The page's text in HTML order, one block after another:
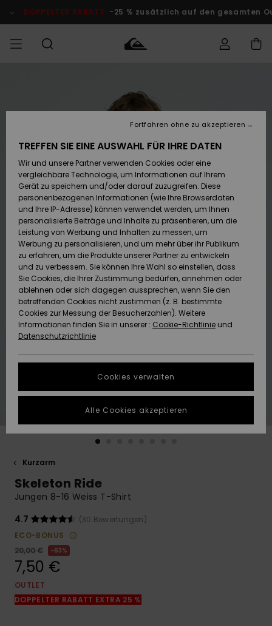
Produktinformation
DOPPELTER RABATT -25 % zusätzlich auf den gesamten
Accessoires
Schuhe&
Flip-Flops
Surf
Snow
Brandneu
Highlights
Accessoires
Schuhe&
Flip-Flops
Surf
Snow
Brandneu
Highlights
FRAUEN
Brandneu
Highlights
Snow
SURF
Männer
Kinder
Highlights
Community
SNOW
Männer
Snow Shop
Kinder
Snow Shop
Damen
Highlights
Community
DOPPELTER
RABATT
Herren
KINDER
Outlet
Frauen
HILFE & KONTAKT
Bestellung
zugreifen
Retouren
Bezahlung
Geschenkkarte
Quiksilver
Freedom
Datenschutz
Starten Sie eine
um die
schnellste
Antwort auf Ihre
Finden Sie
die häufigsten
Fragen sowie
NACHHALTIGKEIT
SHOPS
QUIKSILVER APP
WUNSCHLISTE
Kurzarm
Skeleton Ride
Jungen 8-16 Weiss T-Shirt
4.7
(30 Bewertungen)
ECO-BONUS
20,00 €
63%
7,50 €
OUTLET
DOPPELTER RABATT EXTRA 25 %
TREFFEN SIE EINE AUSWAHL FÜR IHRE DATEN
Wir und unsere Partner verwenden Cookies oder eine
vergleichbare Technologie, um Informationen auf Ihrem
Gerät zu speichern und/oder darauf zuzugreifen. Diese
personenbezogenen Informationen (wie Ihre Browserdaten
und Ihre IP-Adresse) können verwendet werden, um Ihnen
personalisierte Beiträge und Inhalte zu präsentieren, um die
Leistung von Werbung und Inhalten zu messen, um
Werbung zu personalisieren, und um mehr über ihr Publikum
zu erfahren, um die Produkte unserer Partner zu entwickeln
und zu verbessern. Sie können Ihre Wahl so einstellen, dass
Sie Cookies, die Ihrer Zustimmung bedürfen, annehmen oder
ablehnen oder sich dagegen aussprechen, wenn Sie den
betreffenden Cookies nicht zustimmen (z. B. bestimmte
Cookies zur Messung der Besucherzahlen). Weitere
Informationen finden Sie in unserer : Cookie-Richtlinie und
Datenschutzrichtlinie
Cookies verwalten
Fortfahren ohne zu akzeptieren
Alle Cookies akzeptieren